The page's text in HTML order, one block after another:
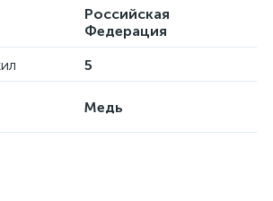
Российская
Федерация
5
Медь